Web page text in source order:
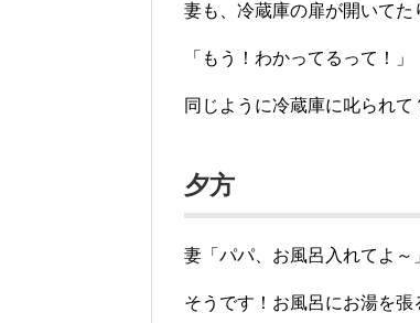
妻も、冷蔵庫の扉が開いて
「もう！わかってるって！」
同じように冷蔵庫に叱られ
夕方
妻「パパ、お風呂入れてよ～
そうです！お風呂にお湯を張